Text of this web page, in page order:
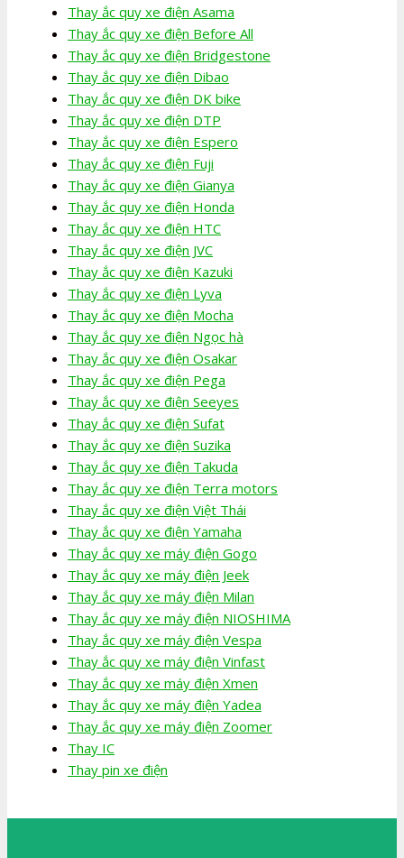
Thay ắc quy xe điện Asama
Thay ắc quy xe điện Before All
Thay ắc quy xe điện Bridgestone
Thay ắc quy xe điện Dibao
Thay ắc quy xe điện DK bike
Thay ắc quy xe điện DTP
Thay ắc quy xe điện Espero
Thay ắc quy xe điện Fuji
Thay ắc quy xe điện Gianya
Thay ắc quy xe điện Honda
Thay ắc quy xe điện HTC
Thay ắc quy xe điện JVC
Thay ắc quy xe điện Kazuki
Thay ắc quy xe điện Lyva
Thay ắc quy xe điện Mocha
Thay ắc quy xe điện Ngọc hà
Thay ắc quy xe điện Osakar
Thay ắc quy xe điện Pega
Thay ắc quy xe điện Seeyes
Thay ắc quy xe điện Sufat
Thay ắc quy xe điện Suzika
Thay ắc quy xe điện Takuda
Thay ắc quy xe điện Terra motors
Thay ắc quy xe điện Việt Thái
Thay ắc quy xe điện Yamaha
Thay ắc quy xe máy điện Gogo
Thay ắc quy xe máy điện Jeek
Thay ắc quy xe máy điện Milan
Thay ắc quy xe máy điện NIOSHIMA
Thay ắc quy xe máy điện Vespa
Thay ắc quy xe máy điện Vinfast
Thay ắc quy xe máy điện Xmen
Thay ắc quy xe máy điện Yadea
Thay ắc quy xe máy điện Zoomer
Thay IC
Thay pin xe điện